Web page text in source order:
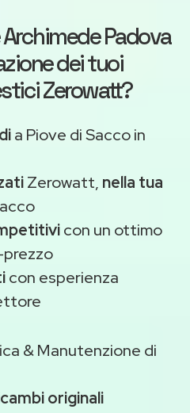
Archimede Padova
dei tuoi
Zerowatt?
a Piove di Sacco in
Zerowatt, nella tua
con un ottimo
con esperienza
& Manutenzione di
originali